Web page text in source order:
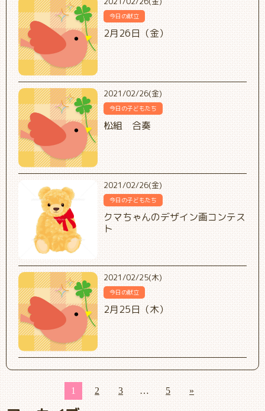
今日の献立
2月26日（金）
2021/02/26(金)
今日の子どもたち
松組 合奏
2021/02/26(金)
今日の子どもたち
クマちゃんのデザイン画コンテス
ト
2021/02/25(木)
今日の献立
2月25日（木）
1 2 3 … 5 »